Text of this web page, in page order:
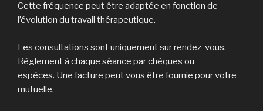
Cette fréquence peut être adaptée en fonction de
l’évolution du travail thérapeutique.
Les consultations sont uniquement sur rendez-vous.
Règlement à chaque séance par chèques ou
espèces. Une facture peut vous être fournie pour votre
mutuelle.